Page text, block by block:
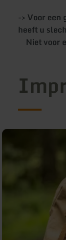
-> Voor
heeft u
Niet voor